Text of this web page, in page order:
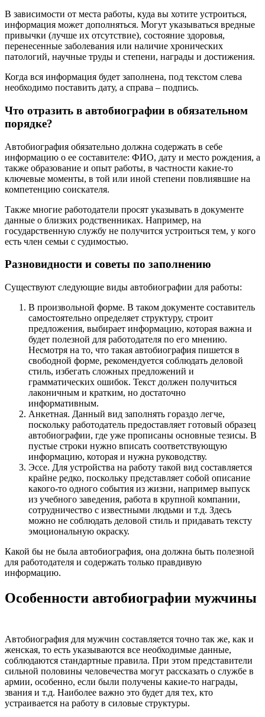
В зависимости от места работы, куда вы хотите устроиться,
информация может дополняться. Могут указываться вредные
привычки (лучше их отсутствие), состояние здоровья,
перенесенные заболевания или наличие хронических
патологий, научные труды и степени, награды и достижения.
Когда вся информация будет заполнена, под текстом слева
необходимо поставить дату, а справа – подпись.
Что отразить в автобиографии в обязательном
порядке?
Автобиография обязательно должна содержать в себе
информацию о ее составителе: ФИО, дату и место рождения, а
также образование и опыт работы, в частности какие-то
ключевые моменты, в той или иной степени повлиявшие на
компетенцию соискателя.
Также многие работодатели просят указывать в документе
данные о близких родственниках. Например, на
государственную службу не получится устроиться тем, у кого
есть член семьи с судимостью.
Разновидности и советы по заполнению
Существуют следующие виды автобиографии для работы:
В произвольной форме. В таком документе составитель
самостоятельно определяет структуру, строит
предложения, выбирает информацию, которая важна и
будет полезной для работодателя по его мнению.
Несмотря на то, что такая автобиография пишется в
свободной форме, рекомендуется соблюдать деловой
стиль, избегать сложных предложений и
грамматических ошибок. Текст должен получиться
лаконичным и кратким, но достаточно
информативным.
Анкетная. Данный вид заполнять гораздо легче,
поскольку работодатель предоставляет готовый образец
автобиографии, где уже прописаны основные тезисы. В
пустые строки нужно вписать соответствующую
информацию, которая и нужна руководству.
Эссе. Для устройства на работу такой вид составляется
крайне редко, поскольку представляет собой описание
какого-то одного события из жизни, например выпуск
из учебного заведения, работа в крупной компании,
сотрудничество с известными людьми и т.д. Здесь
можно не соблюдать деловой стиль и придавать тексту
эмоциональную окраску.
Какой бы не была автобиография, она должна быть полезной
для работодателя и содержать только правдивую
информацию.
Особенности автобиографии мужчины
Автобиография для мужчин составляется точно так же, как и
женская, то есть указываются все необходимые данные,
соблюдаются стандартные правила. При этом представители
сильной половины человечества могут рассказать о службе в
армии, особенно, если были получены какие-то награды,
звания и т.д. Наиболее важно это будет для тех, кто
устраивается на работу в силовые структуры.